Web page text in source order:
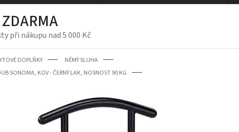
při nákupu nad 5 000 Kč
DOPLŇKY
NĚMÝ SLUHA
SONOMA, KOV - ČERNÝ LAK, NOSNOST 90 KG